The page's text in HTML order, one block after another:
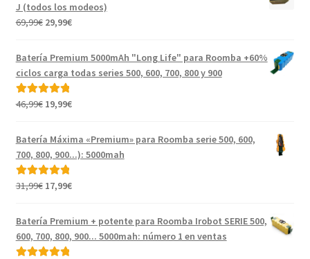
J (todos los modeos)
69,99€ El
original
69,99€.
29,99€El
actual
es:
Batería Premium 5000mAh "Long Life" para Roomba +60%
ciclos carga todas series 500, 600, 700, 800 y 900
Valorado con
46,99€ El
original
era:
46,99€.
19,99€El
actual
es:
19,99€.
Batería Máxima «Premium» para Roomba serie 500, 600,
700, 800, 900...): 5000mah
Valorado con
31,99€ El
original
31,99€.
17,99€El
actual
Batería Premium + potente para Roomba Irobot SERIE 500,
600, 700, 800, 900... 5000mah: número 1 en ventas